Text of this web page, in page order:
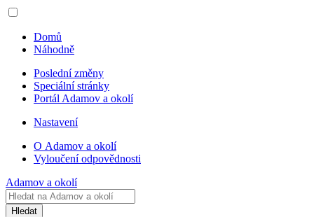
Domů
Náhodně
Poslední změny
Speciální stránky
Portál Adamov a okolí
Nastavení
O Adamov a okolí
Vyloučení odpovědnosti
Adamov a okolí
Hledat